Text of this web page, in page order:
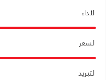
الأداء
السعر
التبريد